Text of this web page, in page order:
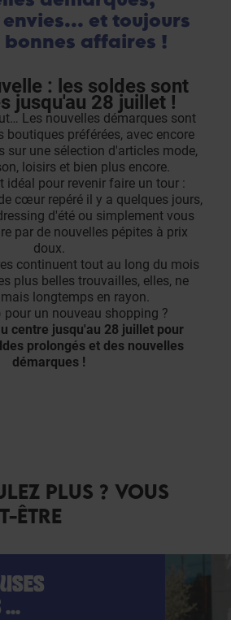
et toujours
bonnes affaires !
: les soldes sont
jusqu'au 28 juillet !
Les nouvelles démarques sont
boutiques préférées, avec encore
sur une sélection d'articles mode,
loisirs et bien plus encore.
idéal pour revenir faire un tour :
cœur repéré il y a quelques jours,
d'été ou simplement vous
par de nouvelles pépites à prix
doux.
continuent tout au long du mois
plus belles trouvailles, elles, ne
longtemps en rayon.
pour un nouveau shopping ?
centre jusqu'au 28 juillet pour
prolongés et des nouvelles
démarques !
PLUS ? VOUS
ÊTRE
...